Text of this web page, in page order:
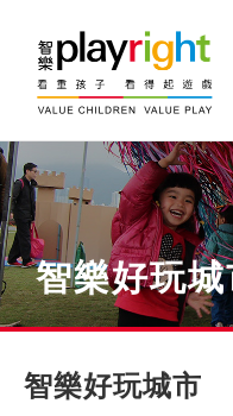
content
智樂好玩城
智樂好玩城市